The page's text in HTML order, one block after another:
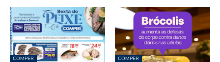
COMPER COMPER